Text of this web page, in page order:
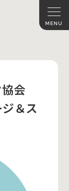
協会
＆ス